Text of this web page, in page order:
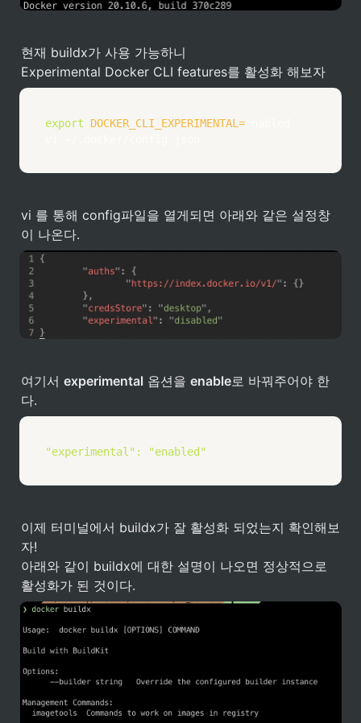
현재 buildx가 사용 가능하니
Experimental Docker CLI features를 활성화 해보자
export DOCKER_CLI_EXPERIMENTAL =
vi 를 통해 config파일을 열게되면 아래와 같은 설정창
이 나온다.
여기서 experimental 옵션을 enable로 바꿔주어야 한
다.
"experimental" : "enabled"
이제 터미널에서 buildx가 잘 활성화 되었는지 확인해보
자!
아래와 같이 buildx에 대한 설명이 나오면 정상적으로
활성화가 된 것이다.